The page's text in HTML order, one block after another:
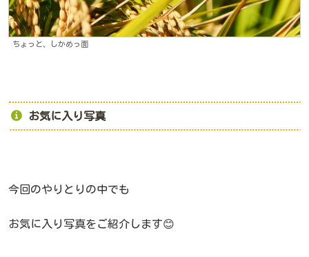
ちょっと、しかめっ面
お気に入り写真
今回のやりとりの中でも
お気に入り写真をご紹介します😊